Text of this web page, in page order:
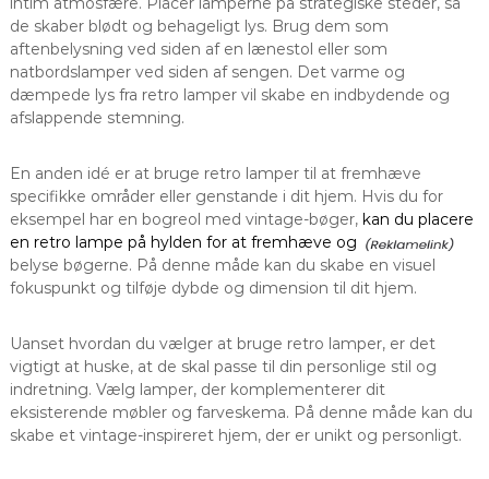
de skaber blødt og behageligt lys. Brug dem som
aftenbelysning ved siden af en lænestol eller som
natbordslamper ved siden af sengen. Det varme og
dæmpede lys fra retro lamper vil skabe en indbydende og
afslappende stemning.
En anden idé er at bruge retro lamper til at fremhæve
specifikke områder eller genstande i dit hjem. Hvis du for
eksempel har en bogreol med vintage-bøger, kan du placere
en retro lampe på hylden for at fremhæve og
belyse bøgerne. På denne måde kan du skabe en visuel
fokuspunkt og tilføje dybde og dimension til dit hjem.
Uanset hvordan du vælger at bruge retro lamper, er det
vigtigt at huske, at de skal passe til din personlige stil og
indretning. Vælg lamper, der komplementerer dit
eksisterende møbler og farveskema. På denne måde kan du
skabe et vintage-inspireret hjem, der er unikt og personligt.